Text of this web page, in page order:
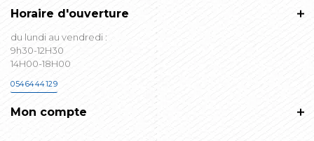
Horaire d'ouverture
du lundi au vendredi :
9h30-12H30
14H00-18H00
0546444129
Mon compte